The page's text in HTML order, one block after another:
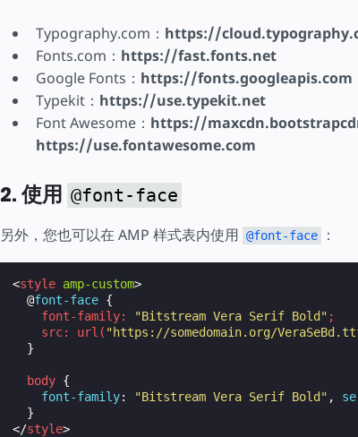
Typography.com： https://
Fonts.com： https://fast.fonts.net
Google Fonts： https://fonts.googleapis.com
Typekit： https://use.typekit.net
Font Awesome： https://
https://use.fontawesome.com
2. 使用 @font-face
另外，您也可以在 AMP 样式表内使用 @font-face ：
<style amp-custom>
@font-face {
font-family: "Bitstream Vera Serif Bold" ;
src: url ( "https://somedomain.org/
}
body {
font-family: "Bitstream Vera Serif Bold" ,
}
</style>